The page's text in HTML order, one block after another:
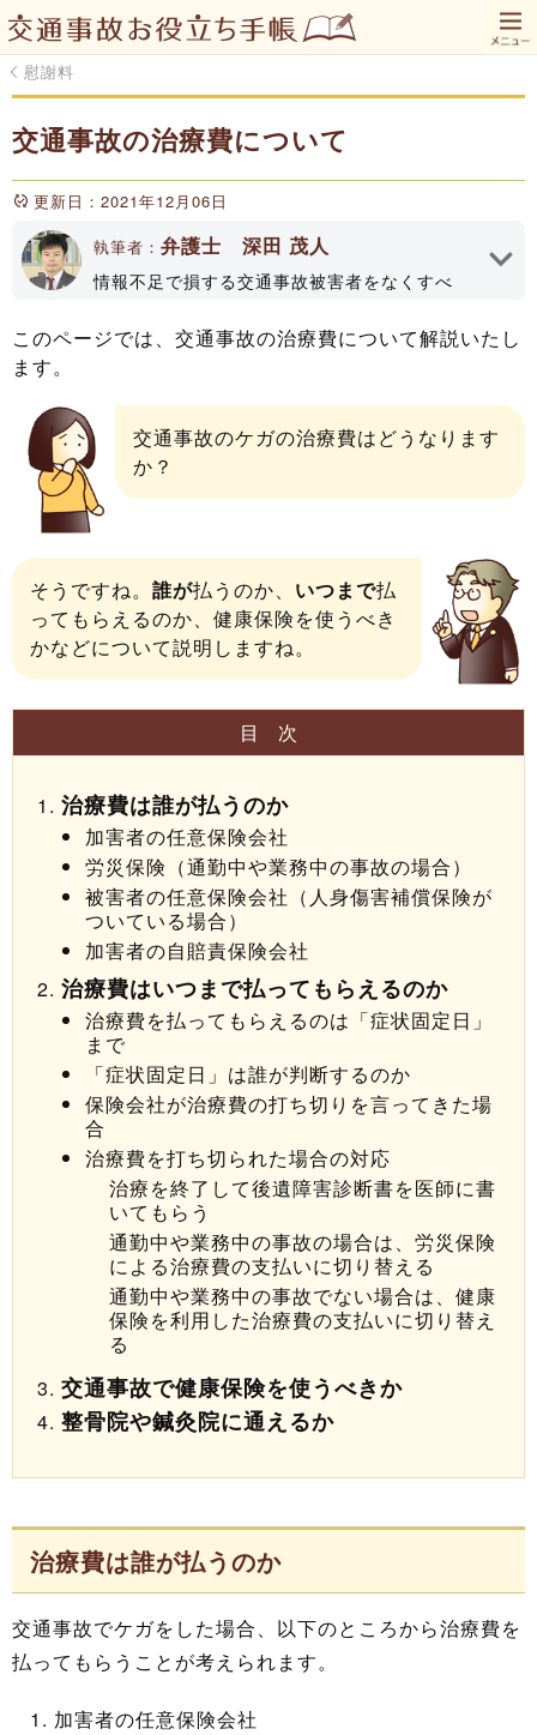
慰謝料
交通事故の治療費について
更新日：2021年12月06日
執筆者： 弁護士 深田 茂人
情報不足で損する交通事故被害者をなくすべ
YouTubeチャンネルで情報発信してます！深田
執筆者プロフィール
このページでは、交通事故の治療費について解説いたし
ます。
交通事故のケガの治療費はどうなります
か？
そうですね。 誰が払うのか、 いつまで払
ってもらえるのか、健康保険を使うべき
かなどについて説明しますね。
目次
治療費は誰が払うのか
加害者の任意保険会社
労災保険（通勤中や業務中の事故の場合）
被害者の任意保険会社（人身傷害補償保険が
ついている場合）
加害者の自賠責保険会社
治療費はいつまで払ってもらえるのか
治療費を払ってもらえるのは「症状固定日」
まで
「症状固定日」は誰が判断するのか
保険会社が治療費の打ち切りを言ってきた場
合
治療費を打ち切られた場合の対応
治療を終了して後遺障害診断書を医師に書
いてもらう
通勤中や業務中の事故の場合は、労災保険
による治療費の支払いに切り替える
通勤中や業務中の事故でない場合は、健康
保険を利用した治療費の支払いに切り替え
る
交通事故で健康保険を使うべきか
整骨院や鍼灸院に通えるか
治療費は誰が払うのか
交通事故でケガをした場合、以下のところから治療費を
払ってもらうことが考えられます。
加害者の任意保険会社